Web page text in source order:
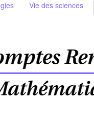
Vie des sciences